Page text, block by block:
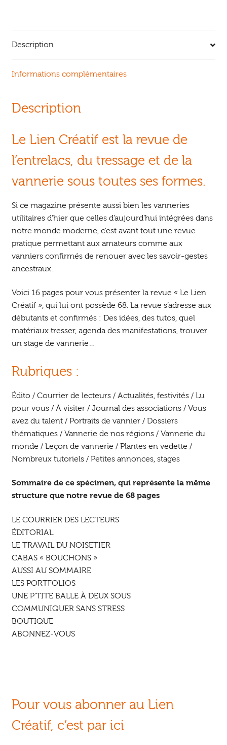
Description
Informations complémentaires
Description
Le Lien Créatif est la revue de
l’entrelacs, du tressage et de la
vannerie sous toutes ses formes.
Si ce magazine présente aussi bien les vanneries
utilitaires d’hier que celles d’aujourd’hui intégrées dans
notre monde moderne, c’est avant tout une revue
pratique permettant aux amateurs comme aux
vanniers confirmés de renouer avec les savoir-gestes
ancestraux.
Voici 16 pages pour vous présenter la revue « Le Lien
Créatif », qui lui ont possède 68. La revue s’adresse aux
débutants et confirmés : Des idées, des tutos, quel
matériaux tresser, agenda des manifestations, trouver
un stage de vannerie…
Rubriques :
Édito / Courrier de lecteurs / Actualités, festivités / Lu
pour vous / À visiter / Journal des associations / Vous
avez du talent / Portraits de vannier / Dossiers
thématiques / Vannerie de nos régions / Vannerie du
monde / Leçon de vannerie / Plantes en vedette /
Nombreux tutoriels / Petites annonces, stages
Sommaire de ce spécimen, qui représente la même
structure que notre revue de 68 pages
LE COURRIER DES LECTEURS
ÉDITORIAL
LE TRAVAIL DU NOISETIER
CABAS « BOUCHONS »
AUSSI AU SOMMAIRE
LES PORTFOLIOS
UNE P’TITE BALLE À DEUX SOUS
COMMUNIQUER SANS STRESS
BOUTIQUE
ABONNEZ-VOUS
Pour vous abonner au Lien
Créatif, c’est par ici